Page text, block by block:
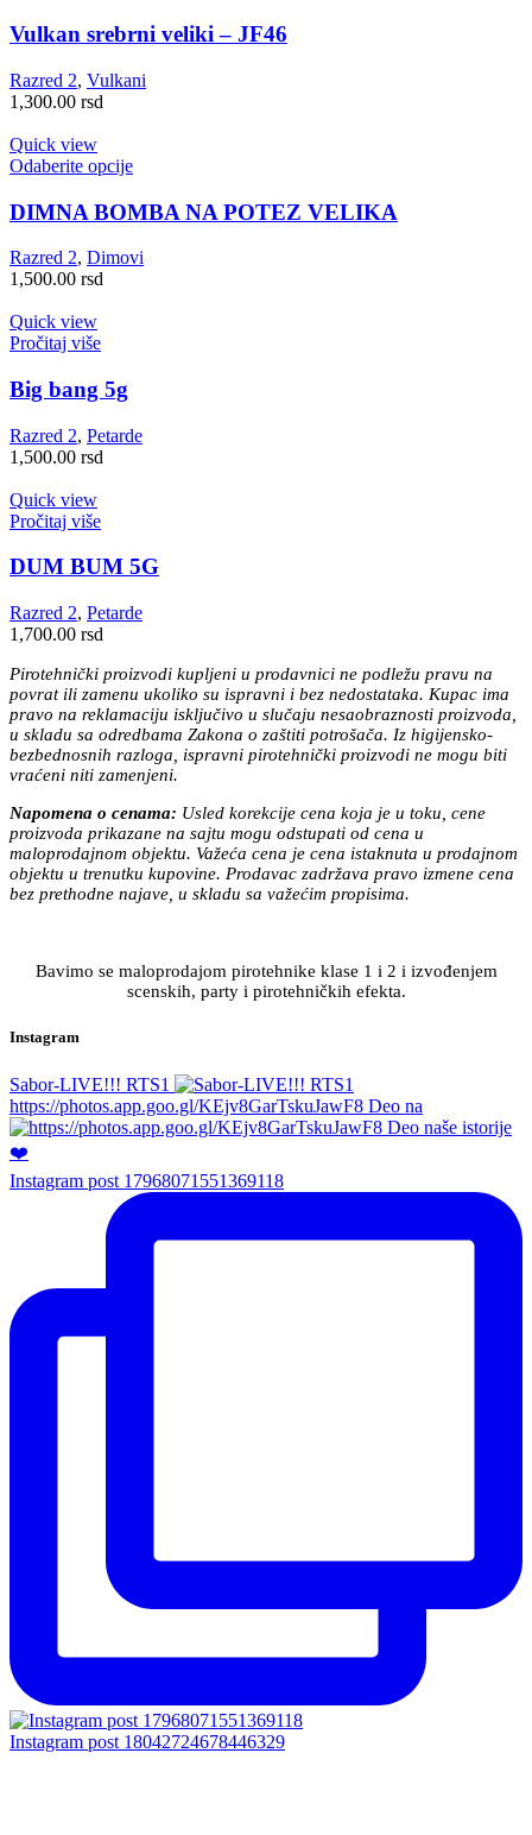
Vulkan srebrni veliki – JF46
Razred 2, Vulkani
1,300.00 rsd
Quick view
Odaberite opcijeOvaj
ima
više
varijanti.
Opcije
DIMNA BOMBA NA POTEZ VELIKA
Razred 2, Dimovi
1,500.00 rsd
Quick view
Pročitaj više
Big bang 5g
Razred 2, Petarde
1,500.00 rsd
Quick view
Pročitaj više
DUM BUM 5G
Razred 2, Petarde
1,700.00 rsd
Pirotehnički proizvodi kupljeni u prodavnici ne podležu pravu na
povrat ili zamenu ukoliko su ispravni i bez nedostataka. Kupac ima
pravo na reklamaciju isključivo u slučaju nesaobraznosti proizvoda,
u skladu sa odredbama Zakona o zaštiti potrošača. Iz higijensko-
bezbednosnih razloga, ispravni pirotehnički proizvodi ne mogu biti
vraćeni niti zamenjeni.
Napomena o cenama: Usled korekcije cena koja je u toku, cene
proizvoda prikazane na sajtu mogu odstupati od cena u
maloprodajnom objektu. Važeća cena je cena istaknuta u prodajnom
objektu u trenutku kupovine. Prodavac zadržava pravo izmene cena
bez prethodne najave, u skladu sa važećim propisima.
Bavimo se maloprodajom pirotehnike klase 1 i 2 i izvođenjem
scenskih, party i pirotehničkih efekta.
Instagram
Sabor-LIVE!!! RTS1
https://photos.app.goo.gl/KEjv8GarTskuJawF8 Deo na
Instagram post 17968071551369118
Instagram post 18042724678446329